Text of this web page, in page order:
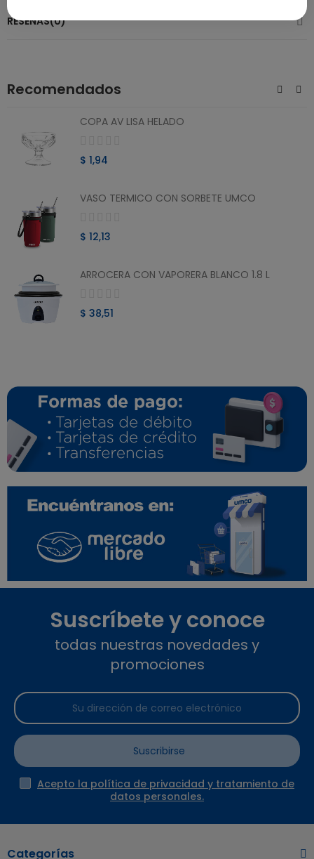
RESEÑAS(0)
Recomendados
COPA AV LISA HELADO
$ 1,94
VASO TERMICO CON SORBETE UMCO
$ 12,13
ARROCERA CON VAPORERA BLANCO 1.8 L
$ 38,51
Suscríbete y conoce
todas nuestras novedades y
promociones
Suscribirse
Acepto la política de privacidad y tratamiento de
datos personales.
Categorías